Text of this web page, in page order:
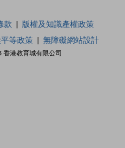
香港教育城有限公司
款
版權及知識產權政策
等政策 無障礙網站設計